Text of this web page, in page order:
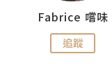
Fabrice 嚐味
追蹤